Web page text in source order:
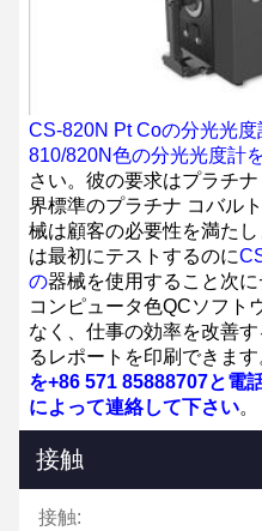
CS-820N Pt Coの分光光度
810/820N色の分光光度計
さい。彼の要求はプラチ
界標準のプラチナ コバル
械は顧客の必要性を満たし
は最初にテストするのに
の器械を使用すること次
コンピュータ色QCソフト
なく、仕事の効率を改善
るレポートを印刷できま
を+86 571 85888707と電
によって連絡して下さい。
接触
接触: